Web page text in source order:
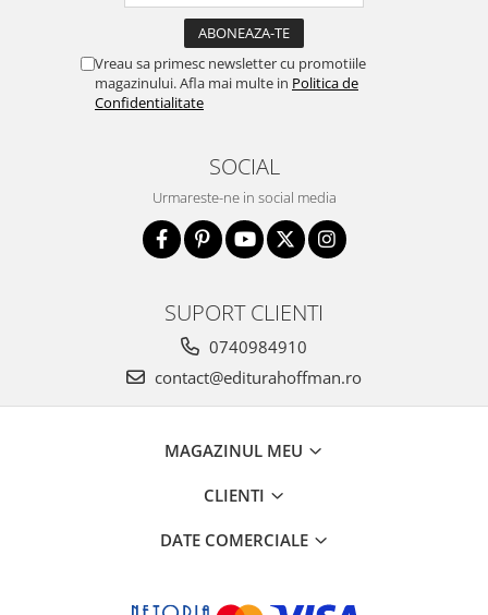
Vreau sa primesc newsletter cu promotiile
magazinului. Afla mai multe in Politica de
Confidentialitate
SOCIAL
Urmareste-ne in social media
SUPORT CLIENTI
0740984910
contact@editurahoffman.ro
MAGAZINUL MEU
CLIENTI
DATE COMERCIALE